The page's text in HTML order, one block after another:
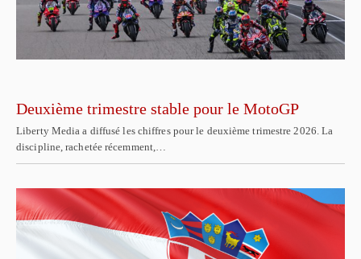
Deuxième trimestre stable pour le MotoGP
Liberty Media a diffusé les chiffres pour le deuxième trimestre 2026. La
discipline, rachetée récemment,…